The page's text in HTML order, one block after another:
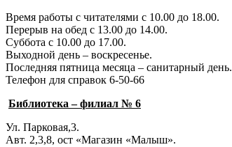
Время работы с читателями с 10.00 до 18.00.
Перерыв на обед с 13.00 до 14.00.
Суббота с 10.00 до 17.00.
Выходной день – воскресенье.
Последняя пятница месяца – санитарный день.
Телефон для справок 6-50-66
Библиотека – филиал № 6
Ул. Парковая,3.
Авт. 2,3,8, ост «Магазин «Малыш».